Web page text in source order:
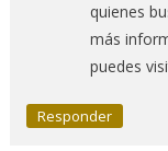
quienes
más
puedes
Responder